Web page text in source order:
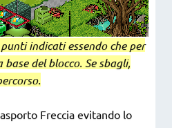
indicati essendo che per
del blocco. Se sbagli,
Freccia evitando lo